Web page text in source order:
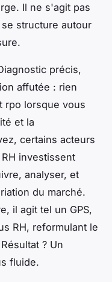
Il ne s'agit pas
structure autour
précis,
affutée : rien
rpo lorsque vous
et la
certains acteurs
investissent
analyser, et
du marché.
il agit tel un GPS,
RH, reformulant le
? Un
fluide.